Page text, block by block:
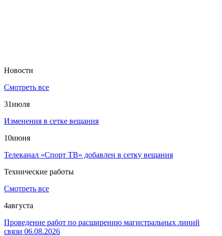
Новости
Смотреть все
31июля
Изменения в сетке вещания
10июня
Телеканал «Спорт ТВ» добавлен в сетку вещания
Технические работы
Смотреть все
4августа
Проведение работ по расширению магистральных линий
связи 06.08.2026